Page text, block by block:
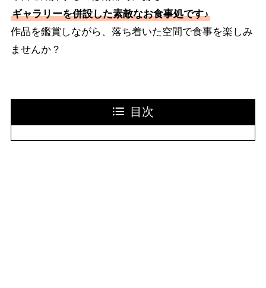
ギャラリーを併設した素敵なお食事処です♪
作品を鑑賞しながら、落ち着いた空間で食事を楽しみ
ませんか？
目次